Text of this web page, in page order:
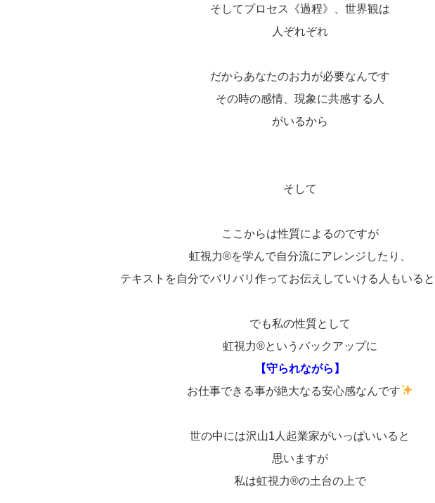
そしてプロセス《過程》、世界観は
人ぞれぞれ
だからあなたのお力が必要なんです
その時の感情、現象に共感する人
がいるから
そして
ここからは性質によるのですが
虹視力®を学んで自分流にアレンジしたり、
テキストを自分でバリバリ作ってお伝えしていける人もいる
でも私の性質として
虹視力®というバックアップに
【守られながら】
お仕事できる事が絶大なる安心感なんです
世の中には沢山1人起業家がいっぱいいると
思いますが
私は虹視力®の土台の上で